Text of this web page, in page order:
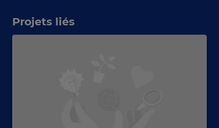
Projets liés